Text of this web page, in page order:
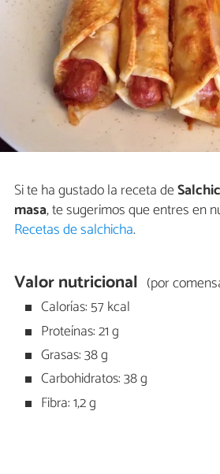
Si te ha gustado la receta de
masa, te sugerimos que entres en
Recetas de salchicha.
Valor nutricional (por
Calorías: 57 kcal
Proteínas: 21 g
Grasas: 38 g
Carbohidratos: 38 g
Fibra: 1,2 g